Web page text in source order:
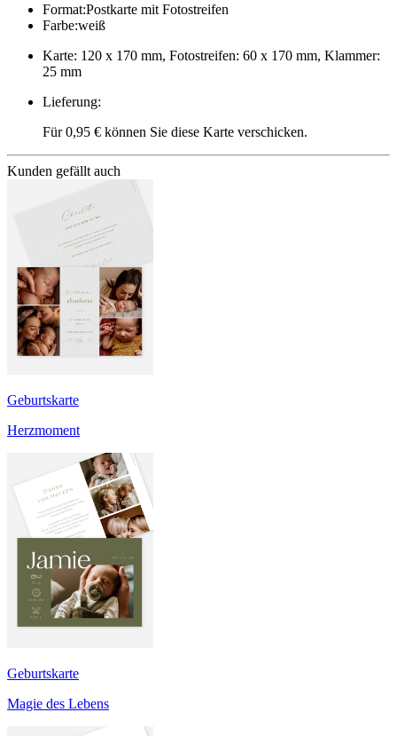
Format:Postkarte mit Fotostreifen
Farbe:weiß
Karte: 120 x 170 mm, Fotostreifen: 60 x 170 mm, Klammer:
25 mm
Lieferung:
Für 0,95 € können Sie diese Karte verschicken.
Kunden gefällt auch
Geburtskarte
Herzmoment
Geburtskarte
Magie des Lebens